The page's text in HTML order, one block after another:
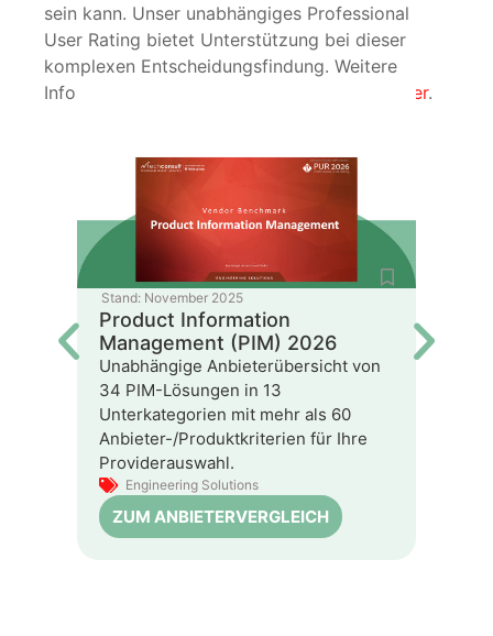
sein kann. Unser unabhängiges Professional
User Rating bietet Unterstützung bei dieser
komplexen Entscheidungsfindung. Weitere
Informationen zu unseren PURs finden Sie
hier.
Stand: November 2025
Product Information
Management (PIM) 2026
Unabhängige Anbieterübersicht von
34 PIM-Lösungen in 13
Unterkategorien mit mehr als 60
Anbieter-/Produktkriterien für Ihre
Providerauswahl.
Engineering Solutions
ZUM ANBIETERVERGLEICH